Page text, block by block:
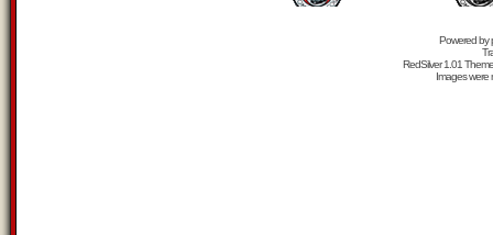
Powered by
RedSilver 1.01
Images were